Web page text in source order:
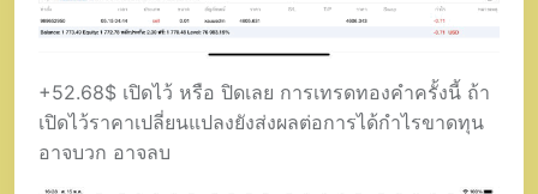
+52.68$ เปิดไว้ หรือ ปิดเลย การเทรดทองคำครั้งนี้ ถ้า
เปิดไว้ราคาเปลี่ยนแปลงยังส่งผลต่อการได้กำไรขาดทุน
อาจบวก อาจลบ